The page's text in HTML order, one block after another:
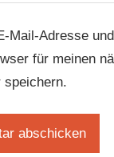
Mail-Adresse
für meinen
speichern.